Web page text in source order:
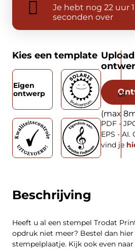
Beschrijving
Heeft u al een stempel Trodat
opdruk niet meer? Bestel dan hier
stempelplaatje. Kijk ook even
Je hebt nog 22 uur
seconden over
Kies een template
Eigen
ontwerp
(max
PDF -
EPS - AI.
vind je